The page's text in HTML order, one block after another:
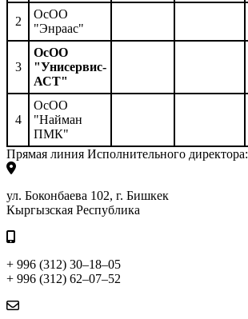
2
ОсОО
"Энраас"
3
ОсОО
"Унисервис-
АСТ"
4
ОсОО
"Найман
ПМК"
Прямая линия Исполнительного директора:
ул. Боконбаева 102, г. Бишкек
Кыргызская Республика
+ 996 (312) 30–18–05
+ 996 (312) 62–07–52